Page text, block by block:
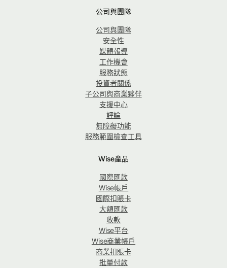
公司與團隊
公司與團隊
安全性
媒體報導
工作機會
服務狀態
投資者關係
子公司與商業夥伴
支援中心
評論
無障礙功能
服務範圍檢查工具
Wise產品
國際匯款
Wise帳戶
國際扣賬卡
大額匯款
收款
Wise平台
Wise商業帳戶
商業扣賬卡
批量付款